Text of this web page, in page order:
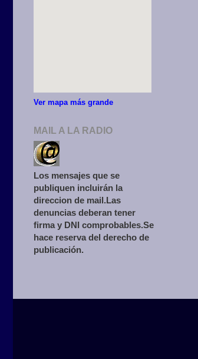
Ver mapa más grande
MAIL A LA RADIO
Los mensajes que se
publiquen incluirán la
direccion de mail.Las
denuncias deberan tener
firma y DNI comprobables.Se
hace reserva del derecho de
publicación.